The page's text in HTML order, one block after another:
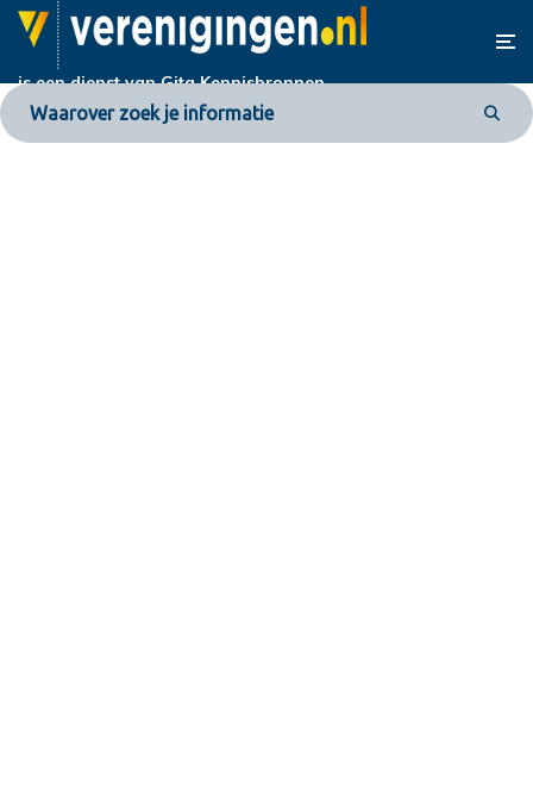
is een dienst vanGita Kennisbronnen